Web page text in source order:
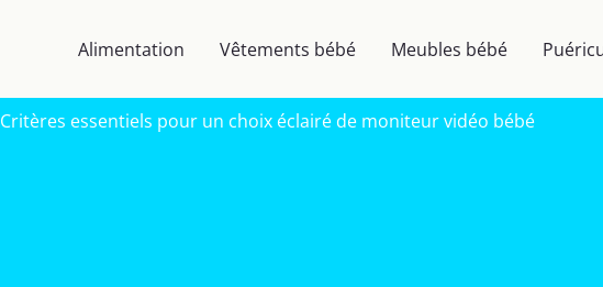
Alimentation Vêtements bébé Meubles bébé
Critères essentiels pour un choix éclairé de moniteur vidéo bébé